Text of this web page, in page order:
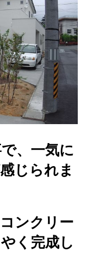
、一気に
じられま
ンクリー
く完成し